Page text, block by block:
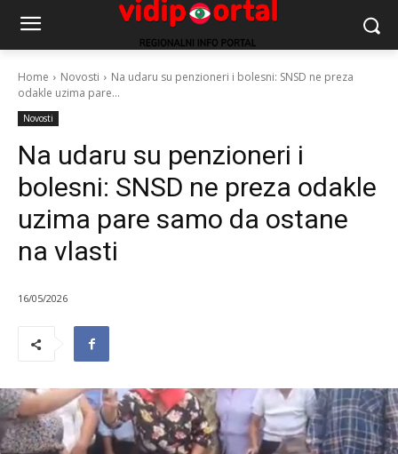
Home Novosti
Na udaru su penzioneri i bolesni: SNSD ne preza
odakle uzima pare...
Novosti
Na udaru su penzioneri i
bolesni: SNSD ne preza odakle
uzima pare samo da ostane
na vlasti
16/05/2026